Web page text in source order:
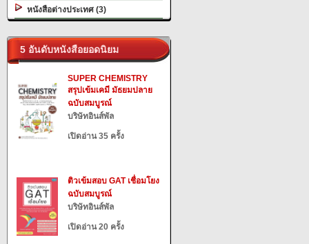
หนังสือต่างประเทศ (3)
5 อันดับหนังสือยอดนิยม
SUPER CHEMISTRY
สรุปเข้มเคมี มัธยมปลาย
ฉบับสมบูรณ์
บริษัทอินส์พัล
เปิดอ่าน 35 ครั้ง
ติวเข้มสอบ GAT เชื่อมโยง
ฉบับสมบูรณ์
บริษัทอินส์พัล
เปิดอ่าน 20 ครั้ง